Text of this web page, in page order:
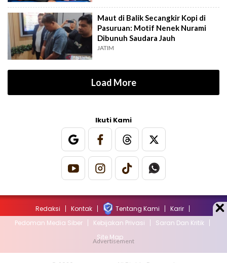
Maut di Balik Secangkir Kopi di
Pasuruan: Motif Nenek Nurami
Dibunuh Saudara Jauh
JATIM
Load More
Ikuti Kami
Redaksi Kontak Tentang Kami
Karir
Pedoman Media Siber
Kebijakan Privasi
Saran Dan Kritik
Site Map